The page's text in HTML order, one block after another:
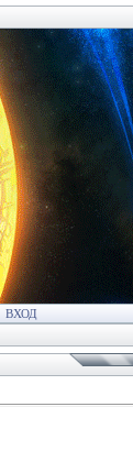
ВХОД